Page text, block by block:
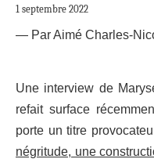
1 septembre 2022
— Par Aimé Charles-
Une interview de
refait surface
porte un titre
négritude, une